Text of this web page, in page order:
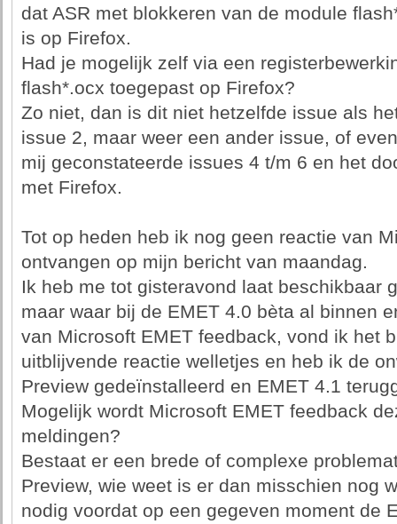
dat ASR met blokkeren van de module
is op Firefox.
Had je mogelijk zelf via een
flash*.ocx toegepast op Firefox?
Zo niet, dan is dit niet hetzelfde issue als
issue 2, maar weer een ander issue, of
mij geconstateerde issues 4 t/m 6 en het
met Firefox.
Tot op heden heb ik nog geen reactie van
ontvangen op mijn bericht van maandag.
Ik heb me tot gisteravond laat beschikbaar
maar waar bij de EMET 4.0 bèta al binnen
van Microsoft EMET feedback, vond ik het
uitblijvende reactie welletjes en heb ik de
Preview gedeïnstalleerd en EMET 4.1
Mogelijk wordt Microsoft EMET feedback
meldingen?
Bestaat er een brede of complexe
Preview, wie weet is er dan misschien nog
nodig voordat op een gegeven moment de